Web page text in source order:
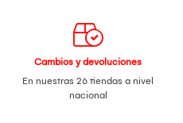
Cambios y devoluciones
En nuestras 26 tiendas a nivel
nacional